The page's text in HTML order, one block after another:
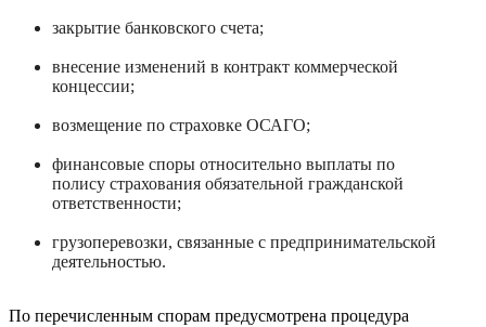
закрытие банковского счета;
внесение изменений в контракт коммерческой
концессии;
возмещение по страховке ОСАГО;
финансовые споры относительно выплаты по
полису страхования обязательной гражданской
ответственности;
грузоперевозки, связанные с предпринимательской
деятельностью.
По перечисленным спорам предусмотрена процедура